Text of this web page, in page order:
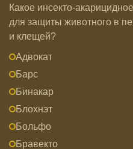
Какое инсекто-
для защиты животного в
и клещей?
Адвокат
Барс
Бинакар
Блохнэт
Больфо
Бравекто